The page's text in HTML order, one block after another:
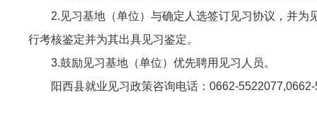
2.见习基地（单位）与确定人选签订见习协议，并为
行考核鉴定并为其出具见习鉴定。
3.鼓励见习基地（单位）优先聘用见习人员。
阳西县就业见习政策咨询电话：0662-5522077,0662-